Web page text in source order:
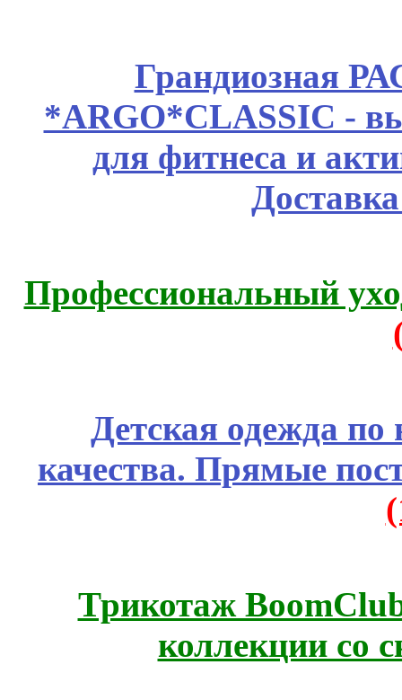
Грандиозная
*ARGO*CLASSIC -
для фитнеса и
Профессиональный
Детская одежда
качества. Прямые
Трикотаж
коллекции со